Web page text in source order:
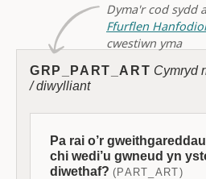
Dyma'r cod sydd
Ffurflen
cwestiwn yma
GRP_PART_ART Cymryd
/ diwylliant
Pa rai o’r
chi wedi’u gwneud yn
diwethaf? (PART_ART)